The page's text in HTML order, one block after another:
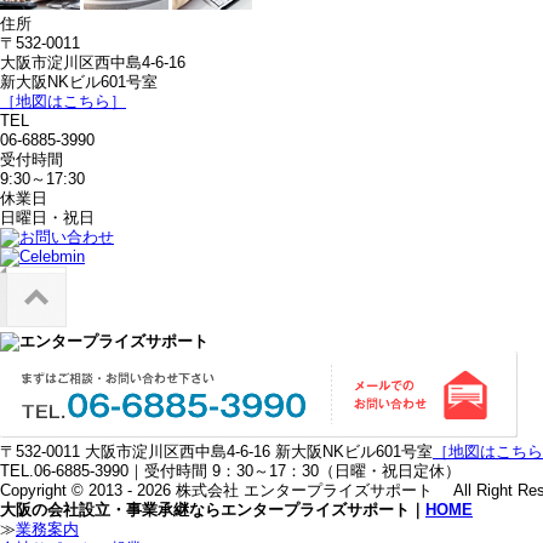
住所
〒532-0011
大阪市淀川区西中島4-6-16
新大阪NKビル601号室
［地図はこちら］
TEL
06-6885-3990
受付時間
9:30～17:30
休業日
日曜日・祝日
〒532-0011 大阪市淀川区西中島4-6-16 新大阪NKビル601号室 ［地図はこちら
TEL.06-6885-3990｜受付時間 9：30～17：30（日曜・祝日定休）
Copyright © 2013 - 2026 株式会社 エンタープライズサポート All Right
大阪の会社設立・事業承継ならエンタープライズサポート｜
HOME
≫業務案内